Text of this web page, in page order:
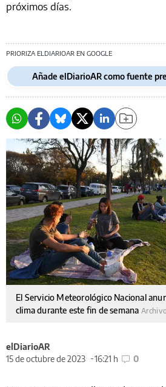
próximos días.
PRIORIZA ELDIARIOAR EN GOOGLE
Añade elDiarioAR como fuente
El Servicio Meteorológico Nacional
clima durante este fin de semana
elDiarioAR
15 de octubre de 2023
16:21 h 0